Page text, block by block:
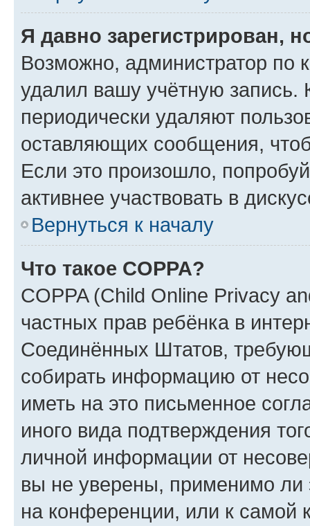
Я давно зарегистрирован,
Возможно, администратор по
удалил вашу учётную запись.
периодически удаляют
оставляющих сообщения,
Если это произошло,
активнее участвовать в
Вернуться к началу
Что такое COPPA?
COPPA (Child Online Privacy
частных прав ребёнка в
Соединённых Штатов,
собирать информацию от
иметь на это письменное
иного вида подтверждения
личной информации от
вы не уверены, применимо ли
на конференции, или к самой